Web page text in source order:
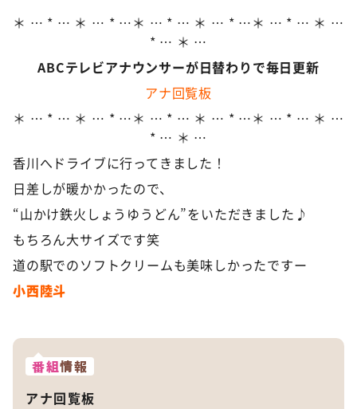
＊ … * … ＊ … * …＊ … * … ＊ … * …＊ … * … ＊ …
* … ＊ …
ABCテレビアナウンサーが日替わりで毎日更新
アナ回覧板
＊ … * … ＊ … * …＊ … * … ＊ … * …＊ … * … ＊ …
* … ＊ …
香川へドライブに行ってきました！
日差しが暖かかったので、
“山かけ鉄火しょうゆうどん”をいただきました♪
もちろん大サイズです笑
道の駅でのソフトクリームも美味しかったですー
小西陸斗
番組情報
アナ回覧板